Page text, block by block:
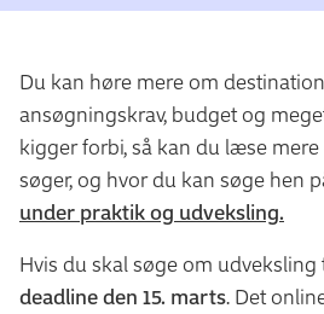
Du kan høre mere om
ansøgningskrav, budget og
kigger forbi, så kan du læse
søger, og hvor du kan søge hen
under praktik og udveksling.
Hvis du skal søge om udveksling
deadline den 15. marts. Det